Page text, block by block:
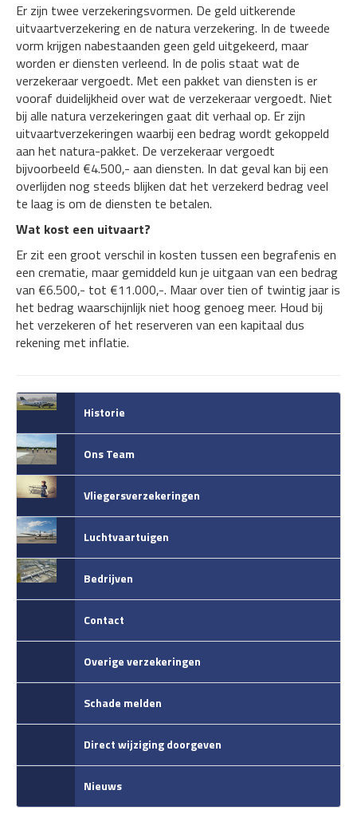
Er zijn twee verzekeringsvormen. De geld uitkerende
uitvaartverzekering en de natura verzekering. In de tweede
vorm krijgen nabestaanden geen geld uitgekeerd, maar
worden er diensten verleend. In de polis staat wat de
verzekeraar vergoedt. Met een pakket van diensten is er
vooraf duidelijkheid over wat de verzekeraar vergoedt. Niet
bij alle natura verzekeringen gaat dit verhaal op. Er zijn
uitvaartverzekeringen waarbij een bedrag wordt gekoppeld
aan het natura-pakket. De verzekeraar vergoedt
bijvoorbeeld €4.500,- aan diensten. In dat geval kan bij een
overlijden nog steeds blijken dat het verzekerd bedrag veel
te laag is om de diensten te betalen.
Wat kost een uitvaart?
Er zit een groot verschil in kosten tussen een begrafenis en
een crematie, maar gemiddeld kun je uitgaan van een bedrag
van €6.500,- tot €11.000,-. Maar over tien of twintig jaar is
het bedrag waarschijnlijk niet hoog genoeg meer. Houd bij
het verzekeren of het reserveren van een kapitaal dus
rekening met inflatie.
Historie
Ons Team
Vliegersverzekeringen
Luchtvaartuigen
Bedrijven
Contact
Overige verzekeringen
Schade melden
Direct wijziging doorgeven
Nieuws